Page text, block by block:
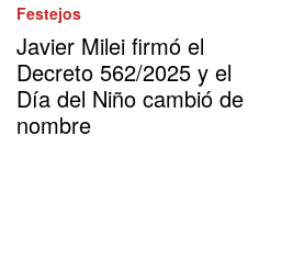
Festejos
Javier Milei firmó el
Decreto 562/2025 y el
Día del Niño cambió de
nombre